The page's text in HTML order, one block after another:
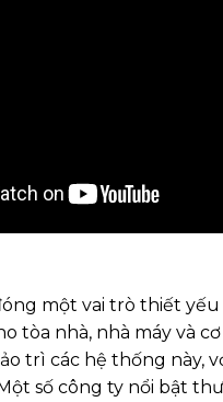
một vai trò thiết
tòa nhà, nhà máy và
trì các hệ thống
số công ty nổi bật